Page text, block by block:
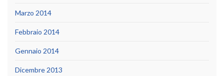
Marzo 2014
Febbraio 2014
Gennaio 2014
Dicembre 2013